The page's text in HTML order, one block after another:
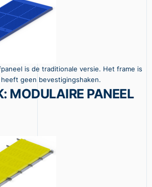
is de traditionale versie. Het frame is
geen bevestigingshaken.
MODULAIRE PANEEL